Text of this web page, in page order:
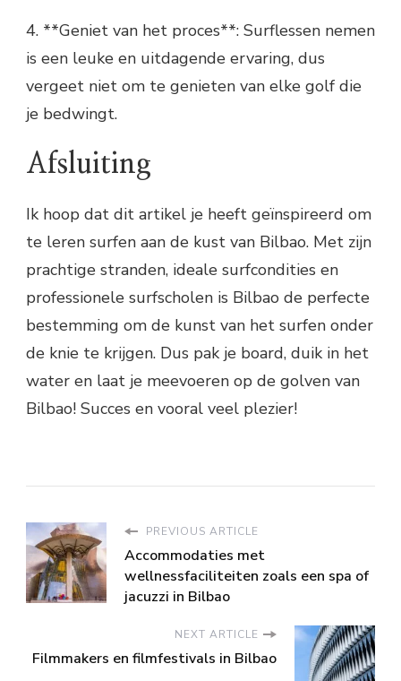
4. **Geniet van het proces**: Surflessen nemen
is een leuke en uitdagende ervaring, dus
vergeet niet om te genieten van elke golf die
je bedwingt.
Afsluiting
Ik hoop dat dit artikel je heeft geïnspireerd om
te leren surfen aan de kust van Bilbao. Met zijn
prachtige stranden, ideale surfcondities en
professionele surfscholen is Bilbao de perfecte
bestemming om de kunst van het surfen onder
de knie te krijgen. Dus pak je board, duik in het
water en laat je meevoeren op de golven van
Bilbao! Succes en vooral veel plezier!
PREVIOUS ARTICLE
Accommodaties met
wellnessfaciliteiten zoals een spa of
jacuzzi in Bilbao
NEXT ARTICLE
Filmmakers en filmfestivals in Bilbao